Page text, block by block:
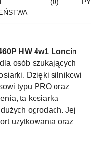
(0)
HW 4w1 Loncin
osób szukających
Dzięki silnikowi
typu PRO oraz
ta kosiarka
ogrodach. Jej
użytkowania oraz